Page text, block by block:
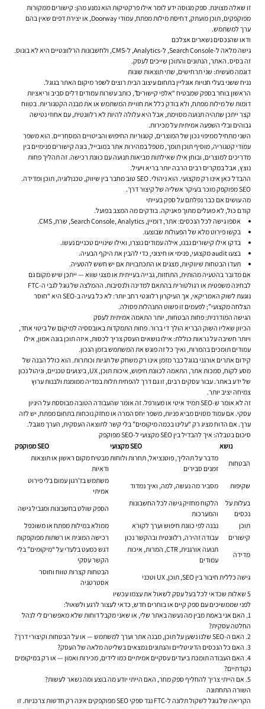
זו שאלה מצוינת. ספק מנוסה ידע לומר אילו פרקטיקות הוא נמנע מהן: קישורים ממקורות
מפוקפקים, תוכן מועתק, דחיסת מילות מפתח, עמודי Doorway, או יצירת דפים שאין בהם
ערך למשתמש.
ודאו שהנכסים נשארים אצלכם
גישה מלאה ל-Search Console, ל-Analytics, ל-CMS, ולחשבונות הרלוונטיים היא לא בונוס.
זה בסיס. האתר, הנתונים והתוכן שייכים לעסק.
דוגמה מעשית: שני תרחישים, שתי תוצאות שונות
נניח ששני בעלי חנויות אונליין בתחום עיצוב הבית רוצים לשפר מיקום האתר בגוגל.
הראשון בוחר בספק שמבטיח “אלפי קישורים”, כותב עשרות עמודים דלים סביב וריאציות
דומות של מילות מפתח, ולא בודק כלל את חוויית המשתמש או את מבנה הקטגוריות. בטווח
קצר ייתכן שתהיה תנועה מסוימת, אבל היא עלולה להיות לא רלוונטית, עם אחוזי נטישה
גבוהים ובלי השפעה אמיתית על מכירות.
השני מתחיל ממיפוי נכון של המוצרים, קטגוריות החיפוש והביטויים המסחריים. הוא משפר
עמודי קטגוריה, מוסיף תוכן תומך, מטפל במהירות אתר במובייל, בונה קישורים פנימיים בין
מדריכים למוצרים, ובוחן אילו שאילתות מביאות תנועה עם כוונת רכישה. זה תהליך פחות
נוצץ, אבל במקרים רבים הרבה יותר בריא ויעיל.
ההבדל כאן אינו רק מקצועי. הוא ניהולי. SEO טוב מחבר בין שיווק, טכנולוגיה, תוכן ומדידה.
SEO מפוקפק מוכר בעיקר אשליה של קיצור דרך.
מה עושים אם כבר נפלתם על ספק בעייתי
קודם כול, לא פועלים מתוך פאניקה. בודקים מה המצב בפועל.
אספו גישה לכל הנכסים: אתר, דומיין, Search Console, Analytics, שרת, CMS.
בקשו פירוט מלא של הפעולות שבוצעו.
בדקו אילו קישורים נבנו, אילה עמודים נוצרו, ואילו שינויים טכניים נעשו.
בצעו audit מקצועי, פנימי או חיצוני, כדי להבין את היקף הבעיה.
תעדו הבטחות שיווקיות, מצגים או התכתבויות אם יש חשש להטעיה.
אם מדובר בהטעיה מהותית, התחזות, גבייה בעייתית או מצגי שווא — ייתכן שיש מקום גם
לבחינה משפטית או רגולטורית בהתאם למדינה ולנסיבות. ההמלצה של גוגל לגבי ה-FTC
נוגעת לשוק האמריקאי, אך העיקרון רלוונטי רחב יותר: לא כל בעיה ב-SEO היא “חוסר
הצלחה מקצועי”; לפעמים זו פשוט התנהלות פסולה.
הגישה המודרנית: פחות הבטחות, יותר התאמה אמיתית לעסק
הכיוון שאליו השוק הבריא הולך די ברור. פחות התמקדות באובססיה למיקום של ביטוי אחד,
ויותר חשיבה על נראות כוללת: אילו נושאים העסק צריך לכסות, איזה תוכן בונה אמון, אילו
עמודים תומכים בהמרות, ואיך כל זה פוגש את המשתמש בזמן הנכון.
קידום אתרים אורגני בגוגל כבר מזמן אינו רק משחק של תגיות וכותרות. הוא כולל הבנה של
מסע לקוח, סמכות אתר, התאמה לכוונת חיפוש, איכות תוכן, UX, ביצועים טכניים, וניהול נכון
של ידע באתר. עבור עסקים רבים, זו גם דרך להפחית תלות במדיה ממומנת ולבנות ערוץ
צמיחה יציב יותר.
זה לא אומר ש-SEO תמיד איטי או מעורפל. זה אומר שהעבודה הטובה מבוססת על היגיון
עסקי. אם עמוד מסוים מביא פניות, משפר יחס המרה או מחזק נוכחות בתחום מפתח, יש לזה
ערך. אם הדוח מציג רק “עלינו בכמה מיקומים” בלי קשר לתוצאה העסקית, הערך מוגבל.
סיכום בטבלה: איך להבדיל בין SEO מקצועי ל-SEO מפוקפק
נושא
SEO מקצועי
SEO מפוקפק
הבטחות
מדבר על תהליך, פוטנציאל, תחרות ולוחות
זמנים סבירים
מבטיח מקום ראשון או תוצאות
ודאיות
שקיפות
מסביר מה נעשה, למה, ואיך נמדוד
משתמש בז'רגון עמום בלי פירוט
אמיתי
בעלות על
נכסים
הלקוח מחזיק גישה לכל החשבונות
והמערכות
הספק שולט בחשבונות ומגביל גישה
תוכן
נבנה לפי כוונת חיפוש וערך לקורא
ממולא במילות מפתח או משוכפל
קישורים
עבודה זהירה, רלוונטית ובהקשר נכון
רכישה המונית או רשתות מפוקפקות
מדידה
תנועה אורגנית, CTR, המרות, איכות
עמודים
דגש כמעט בלעדי על “מיקומים” בלי
הקשר עסקי
גישה כללית חיבור בין SEO, תוכן, UX וטכני
הבטחות קצרות טווח וחוסר
אסטרטגיה
5 שאלות שכדאי לכל בעל עסק לשאול את עצמו עכשיו
לפני שממשיכים עם ספק קיים או בוחרים חדש, כדאי לעצור לרגע ולשאול:
האם אני באמת מבין מה נעשה באתר שלי, או שאני מקבל דוחות שלא מאפשרים לי לנהל
החלטה עסקית?
האם ה-SEO שלנו נשען על תוכן, מבנה אתר וערך למשתמש — או על הבטחות וקיצורי דרך?
האם כל הנכסים הדיגיטליים והנתונים נמצאים בשליטה מלאה של העסק?
האם העבודה תומכת ביעדים עסקיים אמיתיים כמו לידים, מכירות ואמון — או רק במיקומים
נקודתיים?
אם הייתי צריך להחליף ספק מחר, האם הייתי יודע מה בוצע ומה נשאר לעשות?
השורה התחתונה
הקריאה של גוגל לשקול תלונה ל-FTC נגד ספקי SEO מפוקפקים אינה רק חדשות צרכניות. זו